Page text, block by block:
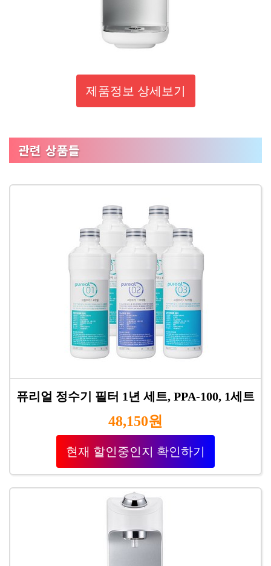
제품정보 상세보기
관련 상품들
퓨리얼 정수기 필터 1년 세트, PPA-100, 1세트
48,150원
현재 할인중인지 확인하기